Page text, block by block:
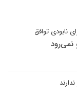
نابودی توافق
نمی‌رود